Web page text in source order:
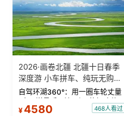
2026·画卷北疆 北疆十日春季
深度游 小车拼车、纯玩无购
物！
自驾环湖360°：用一圈车轮丈量
“大西洋最后一滴眼泪”的极致蔚
蓝。 赛湖旅拍：甄选多款风格服
¥4580 468人看过